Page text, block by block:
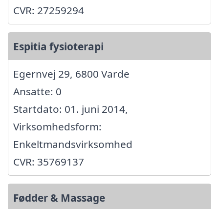
CVR: 27259294
Espitia fysioterapi
Egernvej 29, 6800 Varde
Ansatte: 0
Startdato: 01. juni 2014,
Virksomhedsform:
Enkeltmandsvirksomhed
CVR: 35769137
Fødder & Massage